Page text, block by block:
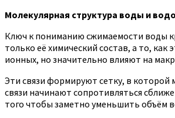
Молекулярная структура воды и
Ключ к пониманию сжимаемости воды
только её химический состав, а то,
ионных, но значительно влияют на
Эти связи формируют сетку, в которой
связи начинают сопротивляться
того чтобы заметно уменьшить объём